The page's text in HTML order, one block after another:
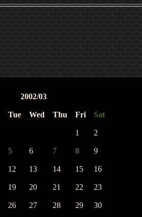
2002/03
Tue Wed Thu Fri Sat
1 2
5 6 7 8 9
12 13 14 15 16
19 20 21 22 23
26 27 28 29 30